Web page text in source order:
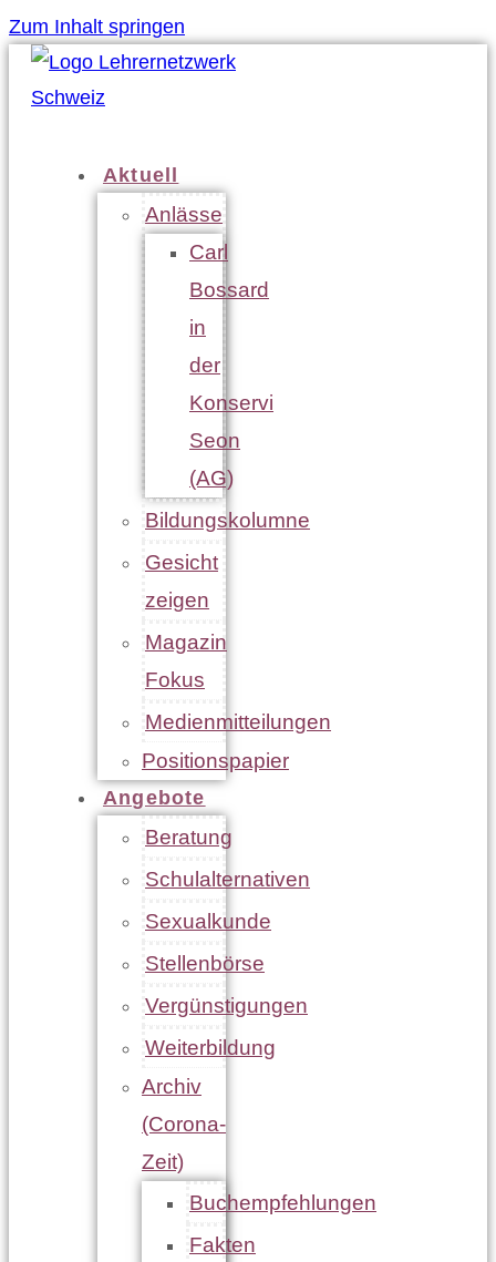
Zum Inhalt springen
Aktuell
Anlässe
Carl
Bossard
in
der
Konservi
Seon
(AG)
Bildungskolumne
Gesicht
zeigen
Magazin
Fokus
Medienmitteilungen
Positionspapier
Angebote
Beratung
Schulalternativen
Sexualkunde
Stellenbörse
Vergünstigungen
Weiterbildung
Archiv
(Corona-
Zeit)
Buchempfehlungen
Fakten